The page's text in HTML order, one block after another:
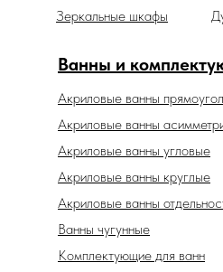
Ванны и
Акриловые ванны
Зеркальные шкафы
Акриловые ванны
Акриловые ванны
Акриловые ванны угловые
Акриловые ванны круглые
Ванны чугунные
Комплектующие для ванн